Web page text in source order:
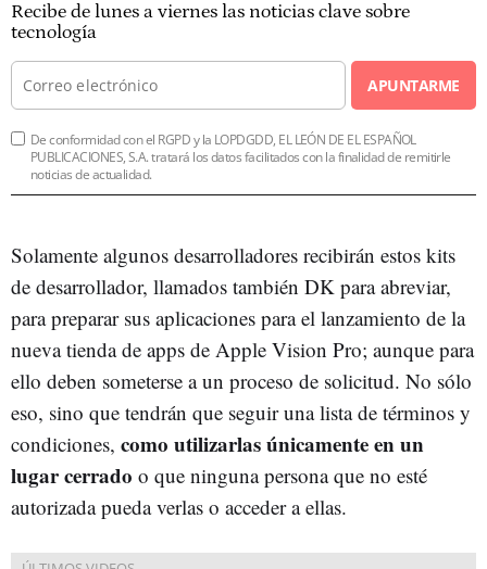
Recibe de lunes a viernes las noticias clave sobre
tecnología
APUNTARME
De conformidad con el RGPD y la LOPDGDD, EL LEÓN DE EL ESPAÑOL
PUBLICACIONES, S.A. tratará los datos facilitados con la finalidad de remitirle
noticias de actualidad.
Solamente algunos desarrolladores recibirán estos kits
de desarrollador, llamados también DK para abreviar,
para preparar sus aplicaciones para el lanzamiento de la
nueva tienda de apps de Apple Vision Pro; aunque para
ello deben someterse a un proceso de solicitud. No sólo
eso, sino que tendrán que seguir una lista de términos y
condiciones, como utilizarlas únicamente en un
lugar cerrado o que ninguna persona que no esté
autorizada pueda verlas o acceder a ellas.